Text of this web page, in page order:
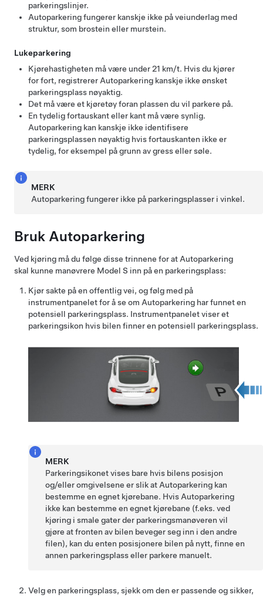
parkeringslinjer.
Autoparkeringfungerer kanskje ikke på veiunderlag med
struktur, som brostein eller murstein.
Lukeparkering
Kjørehastigheten må være under21 km/t. Hvis du kjører
for fort, registrerer Autoparkering kanskje ikke ønsket
parkeringsplass nøyaktig.
Det må være et kjøretøy foran plassen du vil parkere på.
En tydelig fortauskant eller kant må være synlig.
Autoparkering kan kanskje ikke identifisere
parkeringsplassen nøyaktig hvis fortauskanten ikke er
tydelig, for eksempel på grunn av gress eller søle.
MERK
Autoparkeringfungerer ikke på parkeringsplasser i vinkel.
Bruk Autoparkering
Ved kjøring må du følge disse trinnene for at Autoparkering
skal kunne manøvrere Model S inn på en parkeringsplass:
Kjør sakte på en offentlig vei, og følg med på
instrumentpanelet for å se om Autoparkering har funnet en
potensiell parkeringsplass. Instrumentpanelet viser et
parkeringsikon hvis bilen finner en potensiell parkeringsplass.
MERK
Parkeringsikonet vises bare hvis bilens posisjon
og/eller omgivelsene er slik at Autoparkering kan
bestemme en egnet kjørebane. Hvis Autoparkering
ikke kan bestemme en egnet kjørebane (f.eks. ved
kjøring i smale gater der parkeringsmanøveren vil
gjøre at fronten av bilen beveger seg inn i den andre
filen), kan du enten posisjonere bilen på nytt, finne en
annen parkeringsplass eller parkere manuelt.
Velg en parkeringsplass, sjekk om den er passende og sikker,